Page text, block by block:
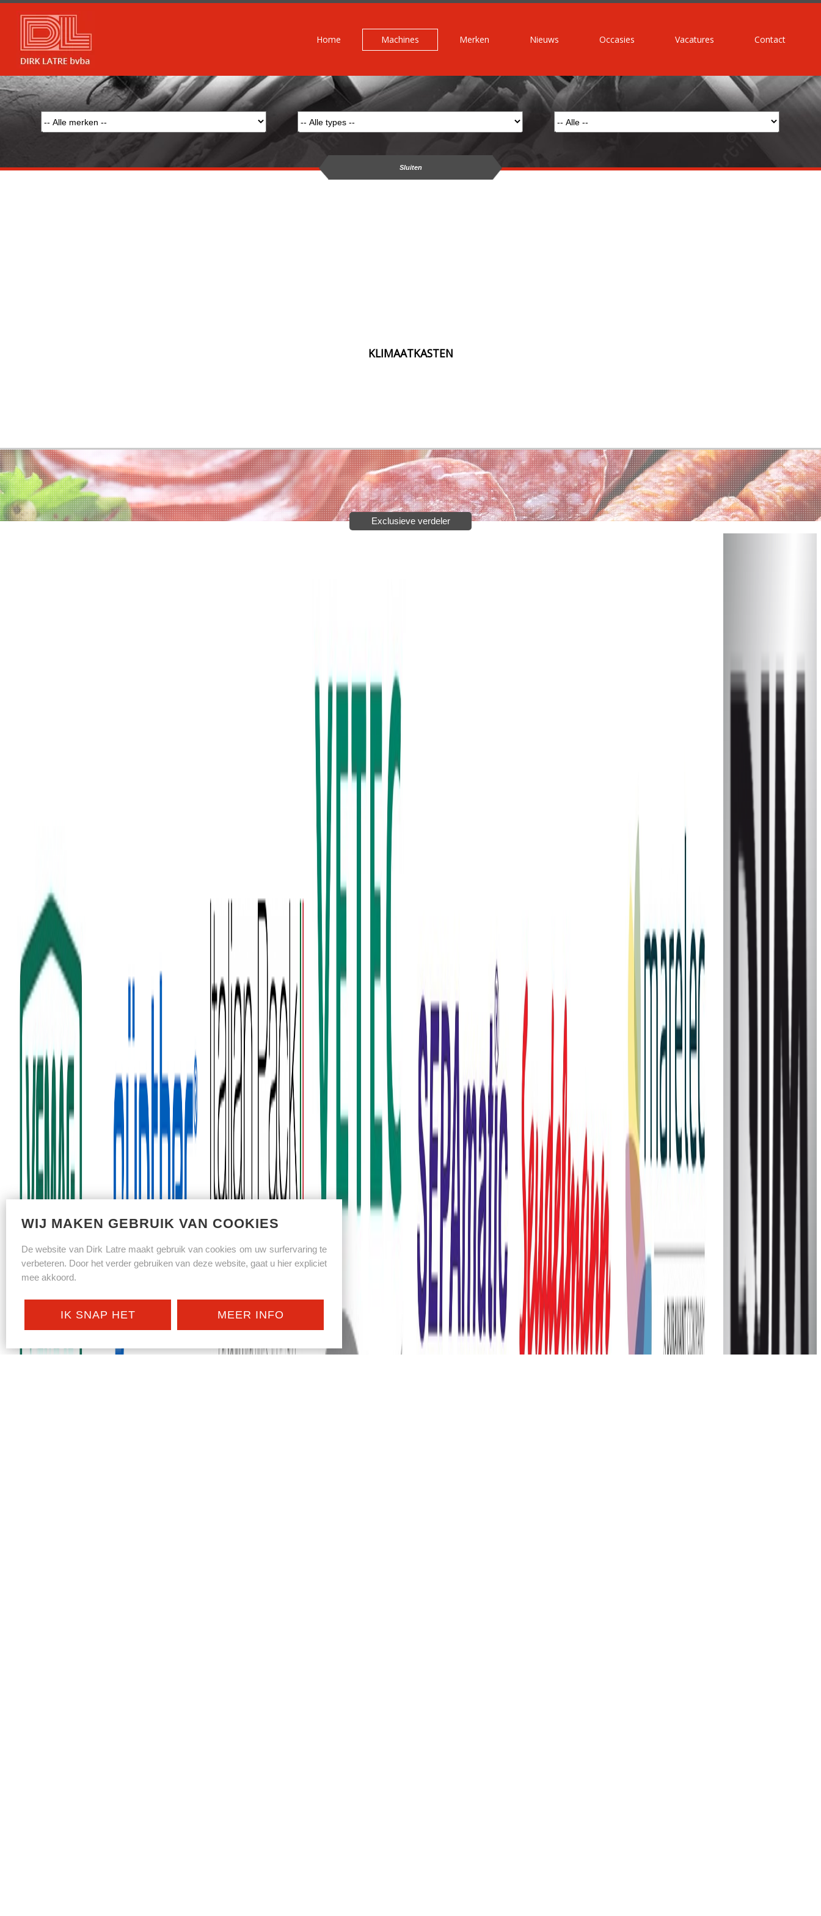
Array
    [line] => 97
Array
(
    [type] => 8
    [message] => Trying to get property of non-object
    [file] => /mnt/bilbo-disk1/websites/latre.be/www/modules/database/frontend/database.php
Home Machines Merken Nieuws Occasies Vacatures Contact
Sluiten
KLIMAATKASTEN
Exclusieve verdeler
WIJ MAKEN GEBRUIK VAN COOKIES
De website van Dirk Latre maakt gebruik van cookies om uw surfervaring te
verbeteren. Door het verder gebruiken van deze website, gaat u hier expliciet
mee akkoord.
IK SNAP HET MEER INFO